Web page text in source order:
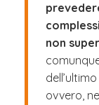
non
ovvero,